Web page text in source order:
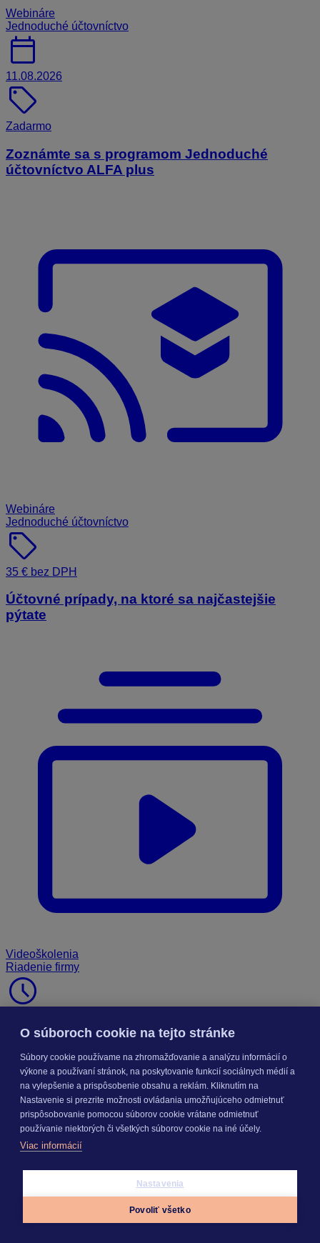
Webináre
Jednoduché účtovníctvo
calendar_today
11.08.2026
sell
Zadarmo
Zoznámte sa s programom Jednoduché
účtovníctvo ALFA plus
Webináre
Jednoduché účtovníctvo
sell
35 € bez DPH
Účtovné prípady, na ktoré sa najčastejšie
pýtate
Videoškolenia
Riadenie firmy
schedule
sell
Zadarmo
Ako mať obchod pod kontrolou – od prvého
kontaktu až po fakturáciu
O súboroch cookie na tejto stránke
Súbory cookie používame na zhromažďovanie a analýzu informácií o
výkone a používaní stránok, na poskytovanie funkcií sociálnych médií a
na vylepšenie a prispôsobenie obsahu a reklám. Kliknutím na
Nastavenie si prezrite možnosti ovládania umožňujúceho odmietnuť
prispôsobovanie pomocou súborov cookie vrátane odmietnuť
používanie niektorých či všetkých súborov cookie na iné účely.
Viac informácií
Nastavenia
Povoliť všetko